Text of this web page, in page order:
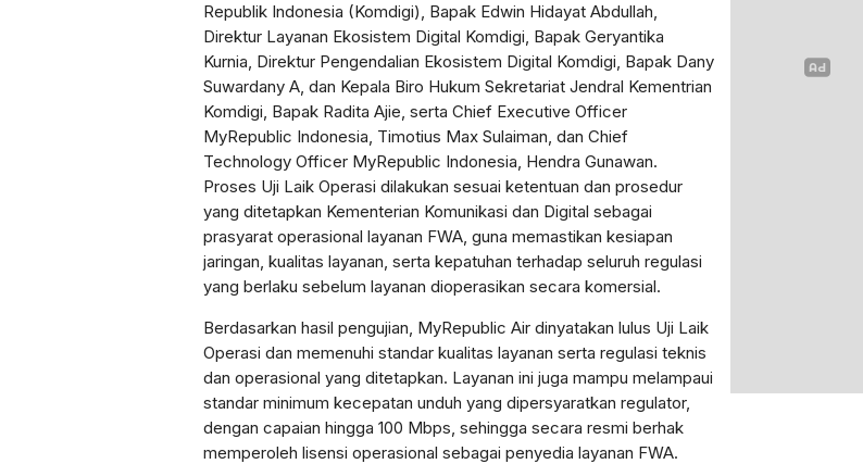
Republik Indonesia (Komdigi), Bapak Edwin Hidayat Abdullah,
Direktur Layanan Ekosistem Digital Komdigi, Bapak Geryantika
Kurnia, Direktur Pengendalian Ekosistem Digital Komdigi, Bapak Dany
Suwardany A, dan Kepala Biro Hukum Sekretariat Jendral Kementrian
Komdigi, Bapak Radita Ajie, serta Chief Executive Officer
MyRepublic Indonesia, Timotius Max Sulaiman, dan Chief
Technology Officer MyRepublic Indonesia, Hendra Gunawan.
Proses Uji Laik Operasi dilakukan sesuai ketentuan dan prosedur
yang ditetapkan Kementerian Komunikasi dan Digital sebagai
prasyarat operasional layanan FWA, guna memastikan kesiapan
jaringan, kualitas layanan, serta kepatuhan terhadap seluruh regulasi
yang berlaku sebelum layanan dioperasikan secara komersial.
Berdasarkan hasil pengujian, MyRepublic Air dinyatakan lulus Uji Laik
Operasi dan memenuhi standar kualitas layanan serta regulasi teknis
dan operasional yang ditetapkan. Layanan ini juga mampu melampaui
standar minimum kecepatan unduh yang dipersyaratkan regulator,
dengan capaian hingga 100 Mbps, sehingga secara resmi berhak
memperoleh lisensi operasional sebagai penyedia layanan FWA.